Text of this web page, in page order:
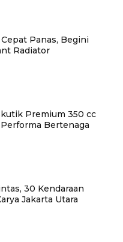
Panas, Begini
Radiator
Premium 350 cc
Bertenaga
30 Kendaraan
Jakarta Utara